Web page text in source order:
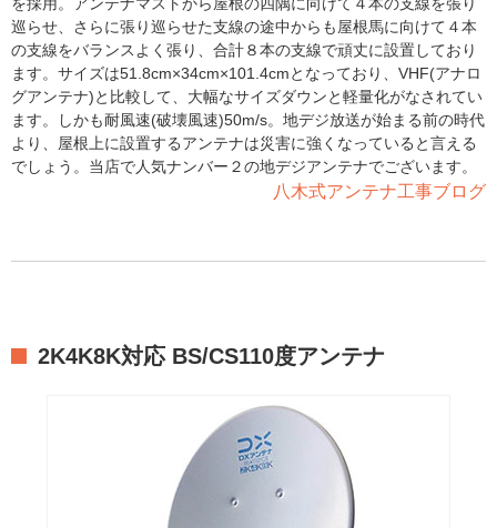
巡らせ、さらに張り巡らせた支線の途中からも屋根馬に向けて４本
の支線をバランスよく張り、合計８本の支線で頑丈に設置しており
ます。サイズは51.8cm×34cm×101.4cmとなっており、VHF(アナロ
グアンテナ)と比較して、大幅なサイズダウンと軽量化がなされてい
ます。しかも耐風速(破壊風速)50m/s。地デジ放送が始まる前の時代
より、屋根上に設置するアンテナは災害に強くなっていると言える
でしょう。当店で人気ナンバー２の地デジアンテナでございます。
八木式アンテナ工事ブログ
2K4K8K対応 BS/CS110度アンテナ